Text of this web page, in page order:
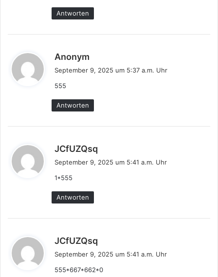
Antworten
Anonym
a
:
September 9, 2025 um 5:37 a.m. Uhr
555
Antworten
JCfUZQsq
a
September 9, 2025 um 5:41 a.m. Uhr
1*555
Antworten
JCfUZQsq
a
t
September 9, 2025 um 5:41 a.m. Uhr
555*667*662*0